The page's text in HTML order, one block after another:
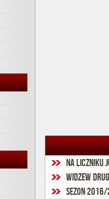
Na liczniku
Widzew
Sezon